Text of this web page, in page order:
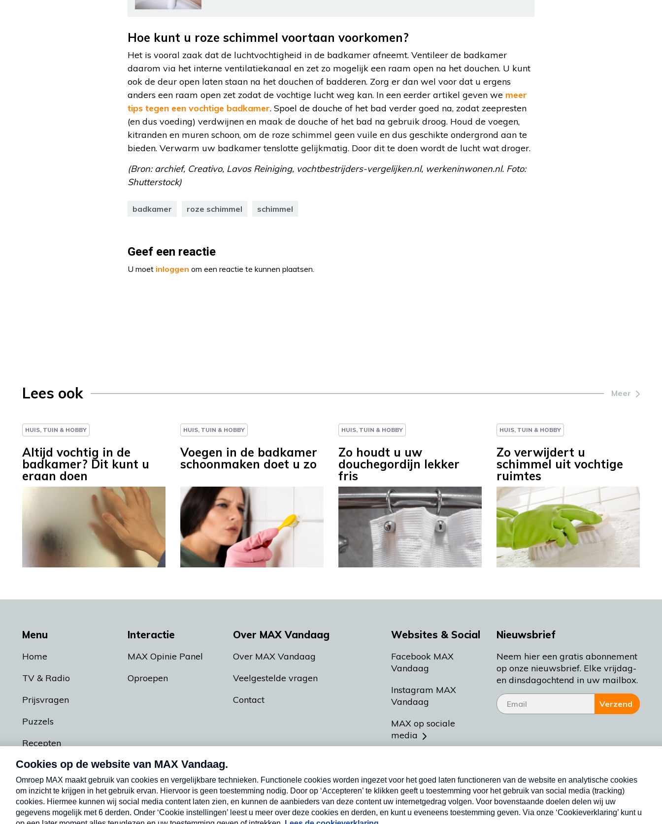
Hoe kunt u roze schimmel voortaan voorkomen?
Het is vooral zaak dat de luchtvochtigheid in de badkamer afneemt. Ventileer de badkamer
daarom via het interne ventilatiekanaal en zet zo mogelijk een raam open na het douchen. U kunt
ook de deur open laten staan na het douchen of badderen. Zorg er dan wel voor dat u ergens
anders een raam open zet zodat de vochtige lucht weg kan. In een eerder artikel geven we meer
tips tegen een vochtige badkamer. Spoel de douche of het bad verder goed na, zodat zeepresten
(en dus voeding) verdwijnen en maak de douche of het bad na gebruik droog. Houd de voegen,
kitranden en muren schoon, om de roze schimmel geen vuile en dus geschikte ondergrond aan te
bieden. Verwarm uw badkamer tenslotte gelijkmatig. Door dit te doen wordt de lucht wat droger.
(Bron: archief, Creativo, Lavos Reiniging, vochtbestrijders-vergelijken.nl, werkeninwonen.nl. Foto:
Shutterstock)
badkamer roze schimmel schimmel
Geef een reactie
U moet inloggen om een reactie te kunnen plaatsen.
Lees ook Meer
HUIS, TUIN & HOBBY
Altijd vochtig in de
badkamer? Dit kunt u
eraan doen
HUIS, TUIN & HOBBY
Voegen in de badkamer
schoonmaken doet u zo
HUIS, TUIN & HOBBY
Zo houdt u uw
douchegordijn lekker
fris
HUIS, TUIN & HOBBY
Zo verwijdert u
schimmel uit vochtige
ruimtes
Menu
Home
TV & Radio
Prijsvragen
Puzzels
Recepten
Podcasts
Interactie
MAX Opinie Panel
Oproepen
Over MAX Vandaag
Over MAX Vandaag
Veelgestelde vragen
Contact
Websites & Social
Facebook MAX
Vandaag
Instagram MAX
Vandaag
MAX op sociale
media
Meldpunt Actueel
Heel Holland Bakt
Nieuwsbrief
Neem hier een gratis abonnement
op onze nieuwsbrief. Elke vrijdag-
en dinsdagochtend in uw mailbox.
Verzend
Nieuwsbrief
Neem hier een gratis abonnement op onze